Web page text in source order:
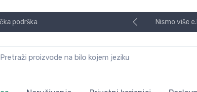
podrška Nismo više